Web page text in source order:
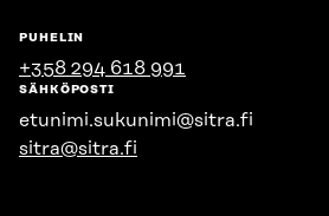
PUHELIN
+358 294 618 991
SÄHKÖPOSTI
etunimi.sukunimi@sitra.fi
sitra@sitra.fi